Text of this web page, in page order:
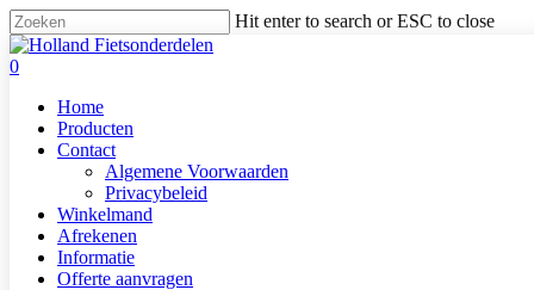
Skip
to
main
Hit enter to search or ESC to close
Close
Search
search
0
Home
Producten
Contact
Algemene Voorwaarden
Privacybeleid
Winkelmand
Afrekenen
Informatie
Offerte aanvragen